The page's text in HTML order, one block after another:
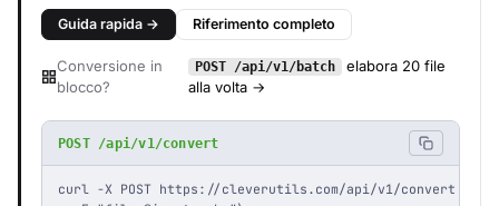
Guida rapida → Riferimento completo
Conversione in
blocco?
POST /api/v1/batch
elabora 20 file
alla volta →
POST /api/v1/convert
curl -X POST https://cleverutils.com/api/v1/convert \